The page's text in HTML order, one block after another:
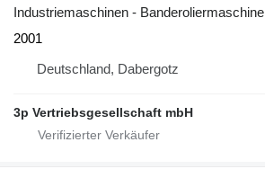
Industriemaschinen - Banderoliermaschine
2001
Deutschland, Dabergotz
3p Vertriebsgesellschaft mbH